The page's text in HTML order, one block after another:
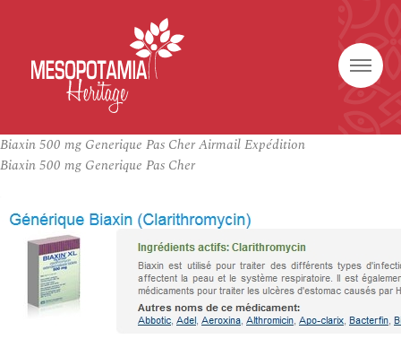
Biaxin 500 mg Generique Pas Cher Airmail Expédition
Biaxin 500 mg Generique Pas Cher